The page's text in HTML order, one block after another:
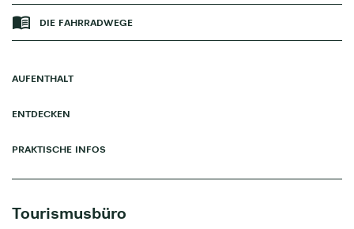
DIE FAHRRADWEGE
AUFENTHALT
ENTDECKEN
PRAKTISCHE INFOS
Tourismusbüro